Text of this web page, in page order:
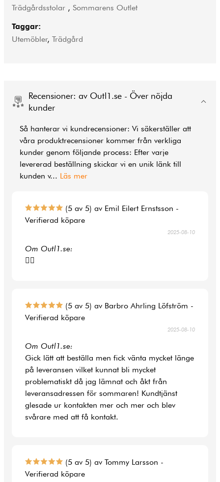
Trädgårdsstolar , Sommarens Outlet
Taggar:
Utemöbler, Trädgård
Recensioner: av Outl1.se - Över nöjda
kunder
Så hanterar vi kundrecensioner: Vi säkerställer att
våra produktrecensioner kommer från verkliga
kunder genom följande process: Efter varje
levererad beställning skickar vi en unik länk till
kunden v... Läs mer
(5 av 5) av Emil Eilert Ernstsson -
Verifierad köpare
2025-08-10
Om Outl1.se:
👍🏻
(5 av 5) av Barbro Ahrling Löfström -
Verifierad köpare
2025-08-10
Om Outl1.se:
Gick lätt att beställa men fick vänta mycket länge
på leveransen vilket kunnat bli mycket
problematiskt då jag lämnat och åkt från
leveransadressen för sommaren! Kundtjänst
glesade ur kontakten mer och mer och blev
svårare med att få kontakt.
(5 av 5) av Tommy Larsson -
Verifierad köpare